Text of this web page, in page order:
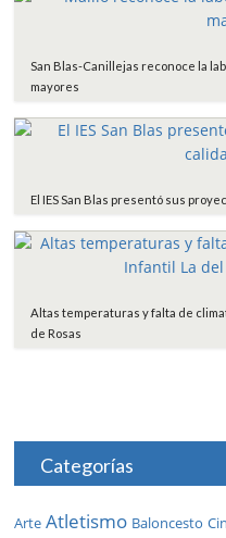
San Blas-Canillejas reconoce la
mayores
El IES San Blas presentó sus
Altas temperaturas y falta de
de Rosas
Categorías
Arte Atletismo Baloncesto